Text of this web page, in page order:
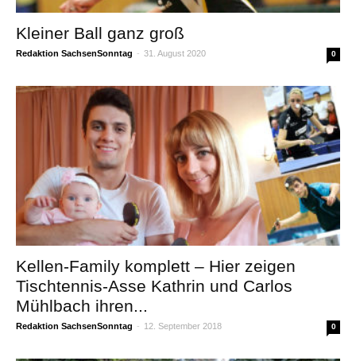
Kleiner Ball ganz groß
Redaktion SachsenSonntag - 31. August 2020 0
Kellen-Family komplett – Hier zeigen
Tischtennis-Asse Kathrin und Carlos
Mühlbach ihren...
Redaktion SachsenSonntag - 12. September 2018 0